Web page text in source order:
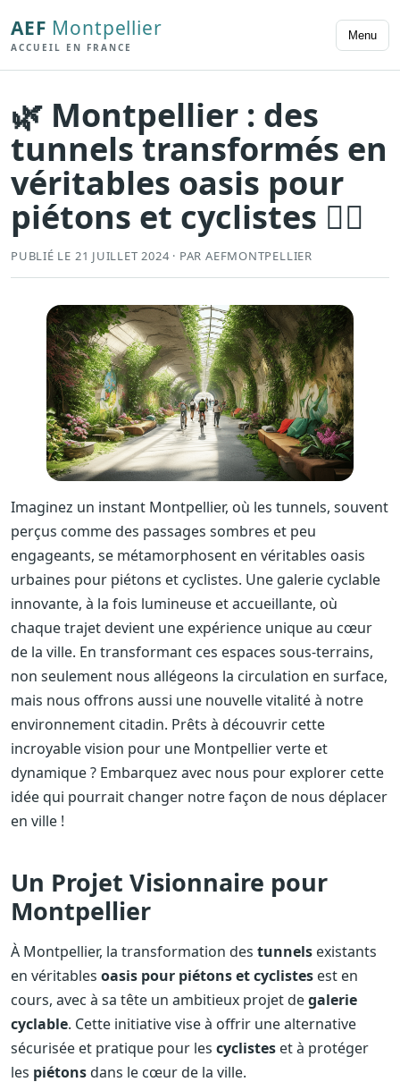
AEF Montpellier
ACCUEIL EN FRANCE
Menu
🌿 Montpellier : des
tunnels transformés en
véritables oasis pour
piétons et cyclistes 🚴‍♂️
PUBLIÉ LE 21 JUILLET 2024 · PAR AEFMONTPELLIER
Imaginez un instant Montpellier, où les tunnels, souvent
perçus comme des passages sombres et peu
engageants, se métamorphosent en véritables oasis
urbaines pour piétons et cyclistes. Une galerie cyclable
innovante, à la fois lumineuse et accueillante, où
chaque trajet devient une expérience unique au cœur
de la ville. En transformant ces espaces sous-terrains,
non seulement nous allégeons la circulation en surface,
mais nous offrons aussi une nouvelle vitalité à notre
environnement citadin. Prêts à découvrir cette
incroyable vision pour une Montpellier verte et
dynamique ? Embarquez avec nous pour explorer cette
idée qui pourrait changer notre façon de nous déplacer
en ville !
Un Projet Visionnaire pour
Montpellier
À Montpellier, la transformation des tunnels existants
en véritables oasis pour piétons et cyclistes est en
cours, avec à sa tête un ambitieux projet degalerie
cyclable. Cette initiative vise à offrir une alternative
sécurisée et pratique pour les cyclistes et à protéger
les piétonsdans le cœur de la ville.